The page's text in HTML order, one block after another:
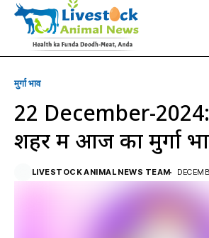
मुर्गा भाव
22 December-
शहर में आज का मुर्गा
LIVESTOCK ANIMAL NEWS TEAM